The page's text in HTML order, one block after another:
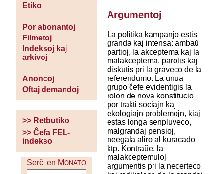
Etiko
Por abonantoj
Filmetoj
Indeksoj kaj
arkivoj
Anoncoj
Oftaj demandoj
>> Retbutiko
>> Ĉefa FEL-
indekso
Serĉi en MONATO
Argumentoj
La politika kampanjo estis
granda kaj intensa: ambaŭ
partioj, la akceptema kaj la
malakceptema, parolis kaj
diskutis pri la graveco de la
referendumo. La unua
grupo ĉefe evidentigis la
rolon de nova konstitucio
por trakti sociajn kaj
ekologiajn problemojn, kiaj
estas longa senpluveco,
malgrandaj pensioj,
neegala aliro al kuracado
ktp. Kontraŭe, la
malakceptemuloj
argumentis pri la necerteco